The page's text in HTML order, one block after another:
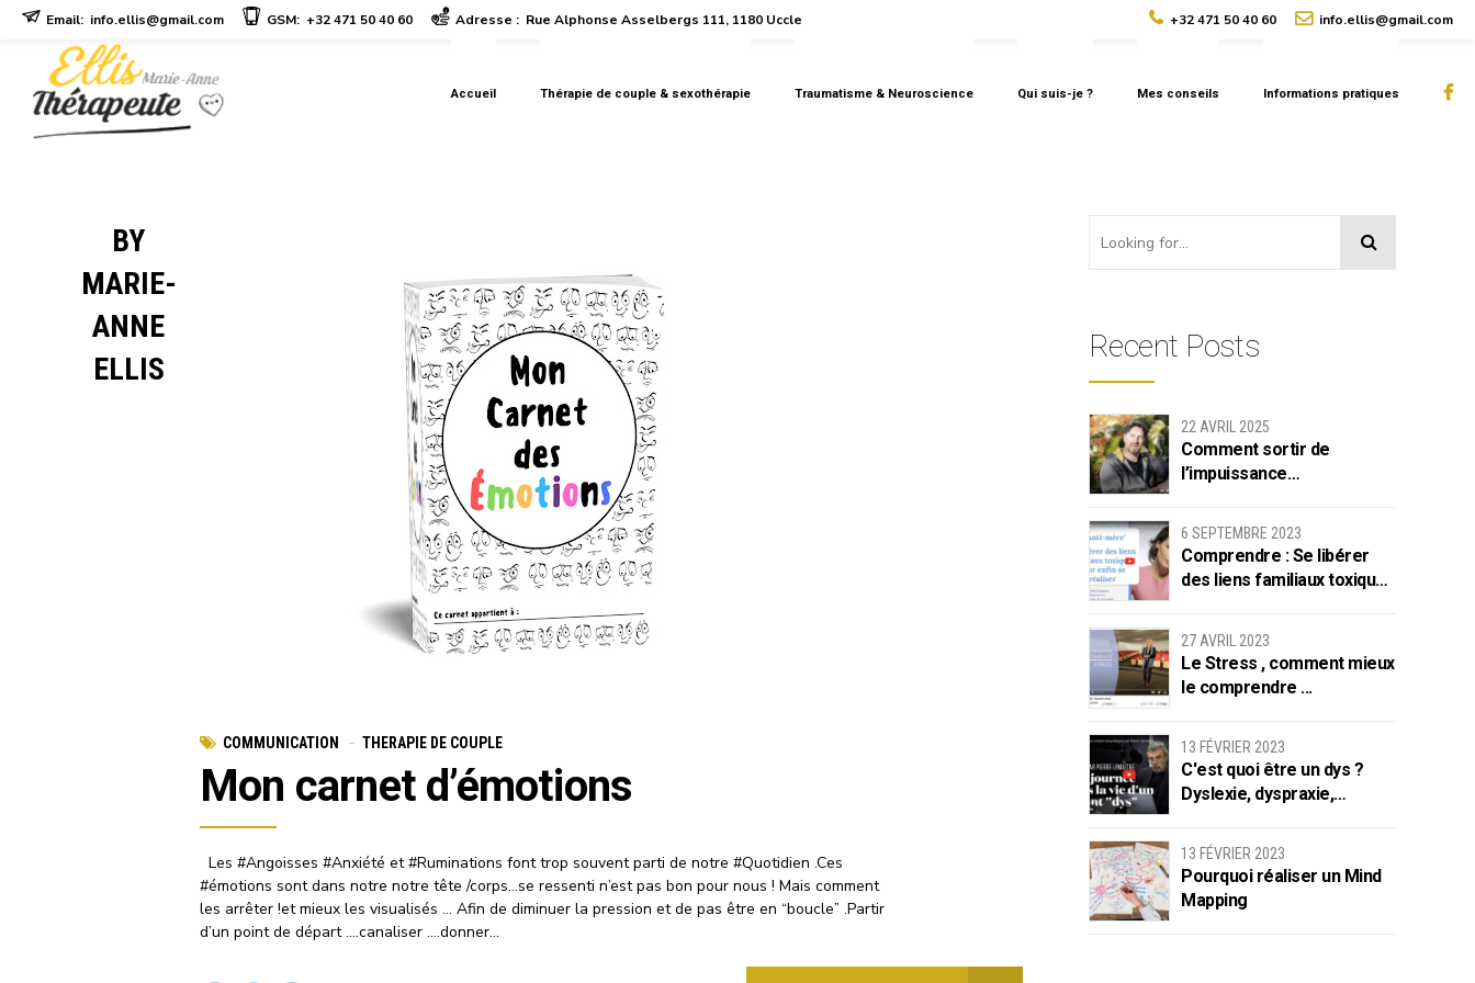
Email: info.ellis@gmail.com GSM: +32 471 50 40 60 Adresse : Rue Alphonse Asselbergs 111, 1180 Uccle +32 471 50 40 60 info.ellis@gmail.com
Accueil Thérapie de couple & sexothérapie Traumatisme & Neuroscience Qui suis-je ? Mes conseils Informations pratiques
BY
MARIE-
ANNE
ELLIS
COMMUNICATION THERAPIE DE COUPLE
Mon carnet d’émotions
Les #Angoisses #Anxiété et #Ruminations font trop souvent parti de notre #Quotidien .Ces
#émotions sont dans notre notre tête /corps…se ressenti n’est pas bon pour nous ! Mais comment
les arrêter !et mieux les visualisés … Afin de diminuer la pression et de pas être en “boucle” .Partir
d’un point de départ ….canaliser ….donner...
Recent Posts
22 AVRIL 2025
Comment sortir de
l’impuissance
6 SEPTEMBRE 2023
Comprendre : Se libérer
des liens familiaux toxiques
27 AVRIL 2023
Le Stress , comment mieux
le comprendre ...
13 FÉVRIER 2023
C'est quoi être un dys ?
Dyslexie, dyspraxie,
13 FÉVRIER 2023
Pourquoi réaliser un Mind
Mapping